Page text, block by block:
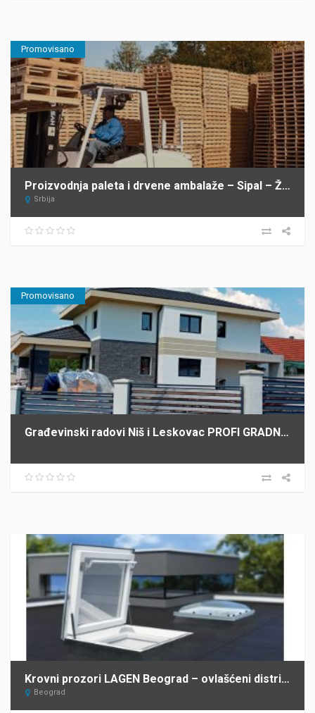
Promovisano
Proizvodnja paleta i drvene ambalaže – Sipal – Žabalj
Srbija
Promovisano
Građevinski radovi Niš i Leskovac PROFI GRADNJA SPASIĆ
Krovni prozori LAGEN Beograd – ovlašćeni distributer FAKRO za Srbiju
Beograd